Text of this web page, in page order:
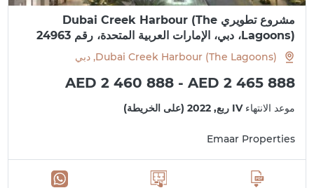
مشروع تطويري Dubai Creek Harbour (The
Lagoons)، دبي، الإمارات العربية المتحدة، رقم 24963
Dubai Creek Harbour (The Lagoons), دبي
AED 2 460 888 - AED 2 465 888
موعد الانتهاءIV ربع, 2022 (على الخريطة)
Emaar Properties